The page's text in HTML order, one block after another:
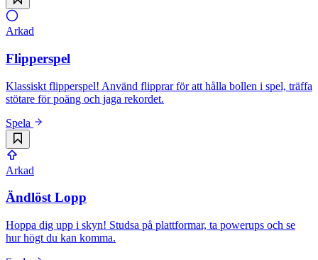
Arkad
Flipperspel
Klassiskt flipperspel! Använd flipprar för att hålla bollen i spel, träffa
stötare för poäng och jaga rekordet.
Spela
Arkad
Ändlöst Lopp
Hoppa dig upp i skyn! Studsa på plattformar, ta powerups och se
hur högt du kan komma.